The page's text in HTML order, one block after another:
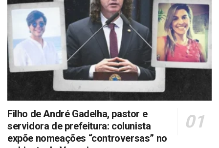
Filho de André Gadelha, pastor e
servidora de prefeitura: colunista
expõe nomeações “controversas” no